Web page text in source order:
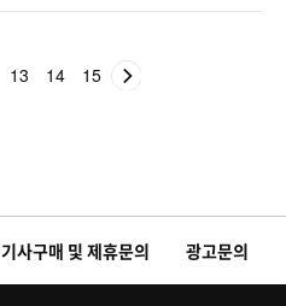
13 14 15
기사구매 및 제휴문의 광고문의